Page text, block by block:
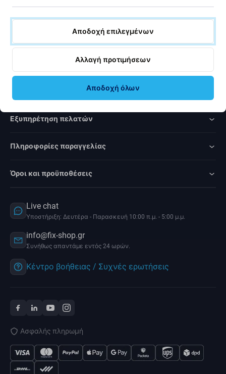
Over1000reviews
Εξυπηρέτηση πελατών
Πληροφορίες παραγγελίας
Όροι και προϋποθέσεις
Live chat
Υποστήριξη: Δευτέρα - Παρασκευή 10:00 π.μ. - 5:00 μ.μ.
info@fix-shop.gr
Συνήθως απαντάμε εντός 24 ωρών.
Κέντρο βοήθειας / Συχνές ερωτήσεις
Ασφαλής πληρωμή
Αποδοχή επιλεγμένων
Αλλαγή προτιμήσεων
Αποδοχή όλων